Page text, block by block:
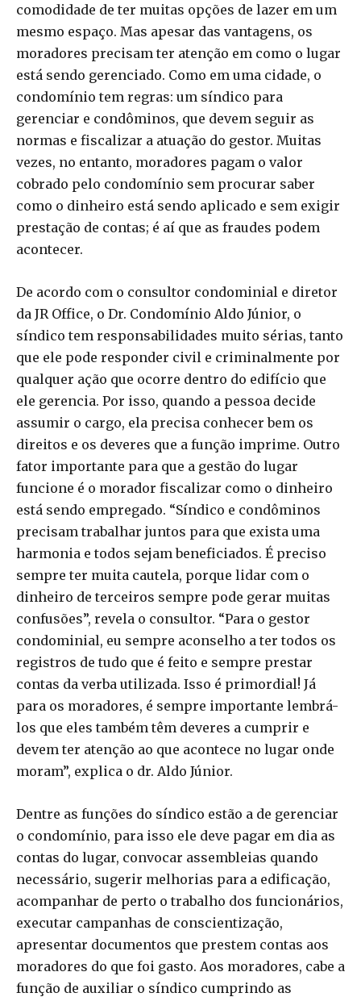
comodidade de ter muitas opções de lazer em um
mesmo espaço. Mas apesar das vantagens, os
moradores precisam ter atenção em como o lugar
está sendo gerenciado. Como em uma cidade, o
condomínio tem regras: um síndico para
gerenciar e condôminos, que devem seguir as
normas e fiscalizar a atuação do gestor. Muitas
vezes, no entanto, moradores pagam o valor
cobrado pelo condomínio sem procurar saber
como o dinheiro está sendo aplicado e sem exigir
prestação de contas; é aí que as fraudes podem
acontecer.
De acordo com o consultor condominial e diretor
da JR Office, o Dr. Condomínio Aldo Júnior, o
síndico tem responsabilidades muito sérias, tanto
que ele pode responder civil e criminalmente por
qualquer ação que ocorre dentro do edifício que
ele gerencia. Por isso, quando a pessoa decide
assumir o cargo, ela precisa conhecer bem os
direitos e os deveres que a função imprime. Outro
fator importante para que a gestão do lugar
funcione é o morador fiscalizar como o dinheiro
está sendo empregado. “Síndico e condôminos
precisam trabalhar juntos para que exista uma
harmonia e todos sejam beneficiados. É preciso
sempre ter muita cautela, porque lidar com o
dinheiro de terceiros sempre pode gerar muitas
confusões”, revela o consultor. “Para o gestor
condominial, eu sempre aconselho a ter todos os
registros de tudo que é feito e sempre prestar
contas da verba utilizada. Isso é primordial! Já
para os moradores, é sempre importante lembrá-
los que eles também têm deveres a cumprir e
devem ter atenção ao que acontece no lugar onde
moram”, explica o dr. Aldo Júnior.
Dentre as funções do síndico estão a de gerenciar
o condomínio, para isso ele deve pagar em dia as
contas do lugar, convocar assembleias quando
necessário, sugerir melhorias para a edificação,
acompanhar de perto o trabalho dos funcionários,
executar campanhas de conscientização,
apresentar documentos que prestem contas aos
moradores do que foi gasto. Aos moradores, cabe a
função de auxiliar o síndico cumprindo as